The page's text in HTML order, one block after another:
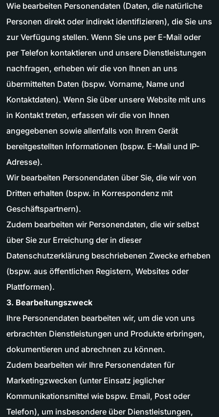
Wie bearbeiten Personendaten (Daten, die natürliche
Personen direkt oder indirekt identifizieren), die Sie uns
zur Verfügung stellen. Wenn Sie uns per E-Mail oder
per Telefon kontaktieren und unsere Dienstleistungen
nachfragen, erheben wir die von Ihnen an uns
übermittelten Daten (bspw. Vorname, Name und
Kontaktdaten). Wenn Sie über unsere Website mit uns
in Kontakt treten, erfassen wir die von Ihnen
angegebenen sowie allenfalls von Ihrem Gerät
bereitgestellten Informationen (bspw. E-Mail und IP-
Adresse).
Wir bearbeiten Personendaten über Sie, die wir von
Dritten erhalten (bspw. in Korrespondenz mit
Geschäftspartnern).
Zudem bearbeiten wir Personendaten, die wir selbst
über Sie zur Erreichung der in dieser
Datenschutzerklärung beschriebenen Zwecke erheben
(bspw. aus öffentlichen Registern, Websites oder
Plattformen).
3. Bearbeitungszweck
Ihre Personendaten bearbeiten wir, um die von uns
erbrachten Dienstleistungen und Produkte erbringen,
dokumentieren und abrechnen zu können.
Zudem bearbeiten wir Ihre Personendaten für
Marketingzwecken (unter Einsatz jeglicher
Kommunikationsmittel wie bspw. Email, Post oder
Telefon), um insbesondere über Dienstleistungen,